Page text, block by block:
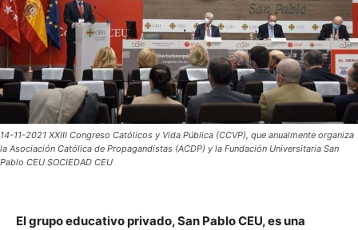
14-11-2021 XXIII Congreso Católicos y Vida Pública (CCVP), que anualmente organiza
la Asociación Católica de Propagandistas (ACDP) y la Fundación Universitaria San
Pablo CEU SOCIEDAD CEU
El grupo educativo privado, San Pablo CEU, es una